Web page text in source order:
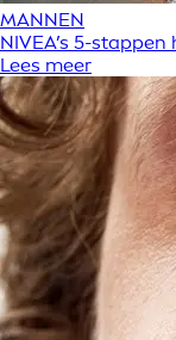
MANNEN
NIVEA’s 5-
Lees meer